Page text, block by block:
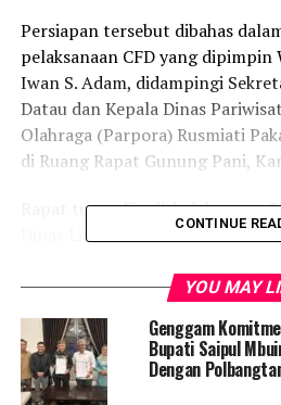
Persiapan tersebut dibahas
pelaksanaan CFD yang
Iwan S. Adam, didampingi
Datau dan Kepala Dinas
Olahraga (Parpora) Rusmiati
di Ruang Rapat Gunung Pani,
Rapat turut dihadiri oleh unsur
Dinas Lingkungan Hidup, Dinas
Dinas Kesehatan, Dinas
Koperasi, dan UKM, serta Bagian
Pohuwato. Setiap instansi diberi
jawab masing-masing untuk
tersebut.
CONTINUE
YOU MAY
Genggam
Bupati Saipul
Dengan